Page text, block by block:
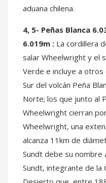
aduana chilena.
4, 5- Peñas Blanca
6.019m : La cordillera
salar Wheelwright y el
Verde e incluye a
Sur del volcán Peña
Norte; los que junto al
Wheelwright cierran
Wheelwright, una
alcanza 11km de
Sundt debe su nombre
Sundt, integrante de la